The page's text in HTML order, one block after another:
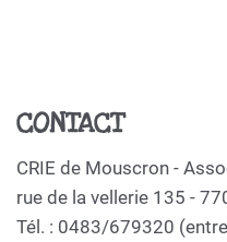
CONTACT
CRIE de Mouscron -
rue de la vellerie 135 -
Tél. : 0483/679320